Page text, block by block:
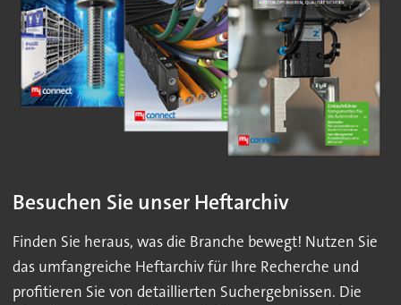
Besuchen Sie unser Heftarchiv
Finden Sie heraus, was die Branche bewegt! Nutzen Sie
das umfangreiche Heftarchiv für Ihre Recherche und
profitieren Sie von detaillierten Suchergebnissen. Die